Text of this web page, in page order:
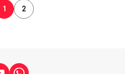
1
2